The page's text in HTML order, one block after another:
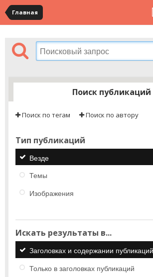
Главная
Поиск публикаций
Поиск по тегам Поиск по автору
Тип публикаций
Везде
Темы
Изображения
Искать результаты в...
Заголовках и содержании публикаций
Только в заголовках публикаций